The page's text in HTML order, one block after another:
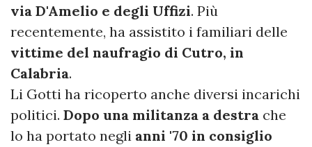
via D'Amelio e degli Uffizi. Più
recentemente, ha assistito i familiari delle
vittime del naufragio di Cutro, in
Calabria.
Li Gotti ha ricoperto anche diversi incarichi
politici. Dopo una militanza a destra che
lo ha portato negli anni '70 in consiglio